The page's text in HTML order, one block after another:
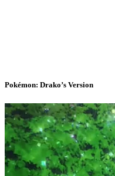
Pokémon: Drako’s Version